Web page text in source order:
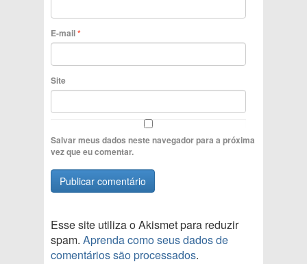
E-mail*
Site
Salvar meus dados neste navegador para a próxima
vez que eu comentar.
Esse site utiliza o Akismet para reduzir
spam. Aprenda como seus dados de
comentários são processados.